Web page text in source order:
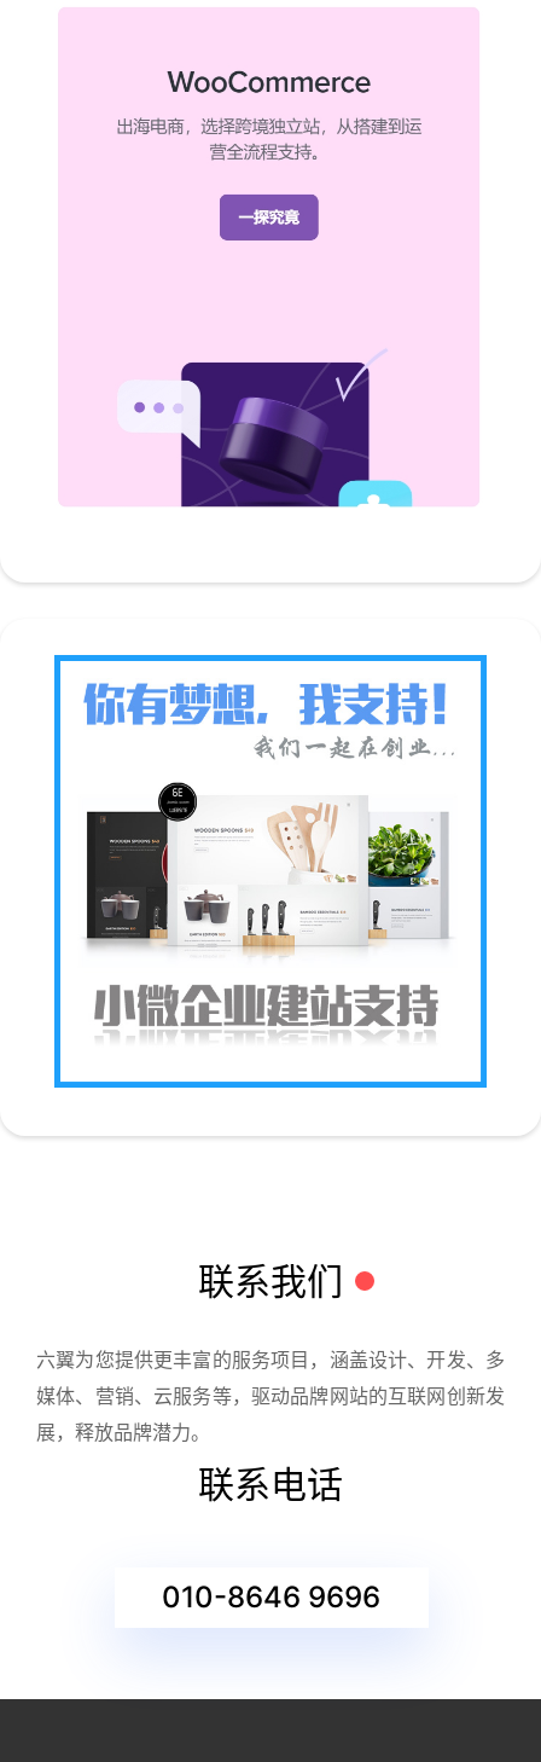
联系我们
六翼为您提供更丰富的服务项目，涵盖设计、开发、多
媒体、营销、云服务等，驱动品牌网站的互联网创新发
展，释放品牌潜力。
联系电话
010-8646 9696